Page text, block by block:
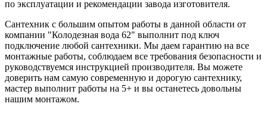
по эксплуатации и рекомендации завода изготовителя.
Сантехник с большим опытом работы в данной области от
компании "Колодезная вода 62" выполнит под ключ
подключение любой сантехники. Мы даем гарантию на все
монтажные работы, соблюдаем все требования безопасности и
руководствуемся инструкцией производителя. Вы можете
доверить нам самую современную и дорогую сантехнику,
мастер выполнит работы на 5+ и вы останетесь довольны
нашим монтажом.